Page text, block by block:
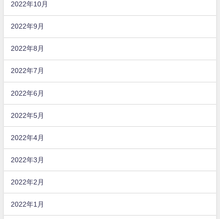
2022年10月
2022年9月
2022年8月
2022年7月
2022年6月
2022年5月
2022年4月
2022年3月
2022年2月
2022年1月